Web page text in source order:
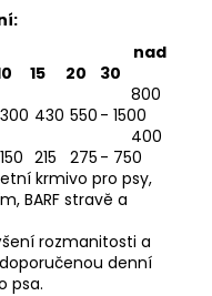
15 20
nad
30
300 430 550
800
- 1500
150 215 275
400
- 750
krmivo pro psy,
BARF stravě a
rozmanitosti a
denní
psa.